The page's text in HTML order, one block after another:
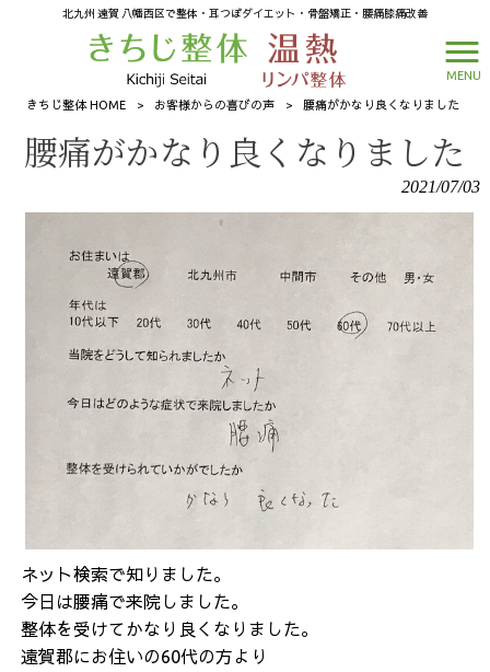
北九州 遠賀 八幡西区で整体・耳つぼダイエット・骨盤矯正・腰痛膝痛改善
MENU
きちじ整体 HOME > お客様からの喜びの声 > 腰痛がかなり良くなりました
腰痛がかなり良くなりました
2021/07/03
ネット検索で知りました。
今日は腰痛で来院しました。
整体を受けてかなり良くなりました。
遠賀郡にお住いの60代の方より